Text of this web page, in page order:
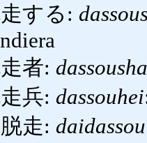
する:
者: dassousha
兵: dassouhei
走: daidassou